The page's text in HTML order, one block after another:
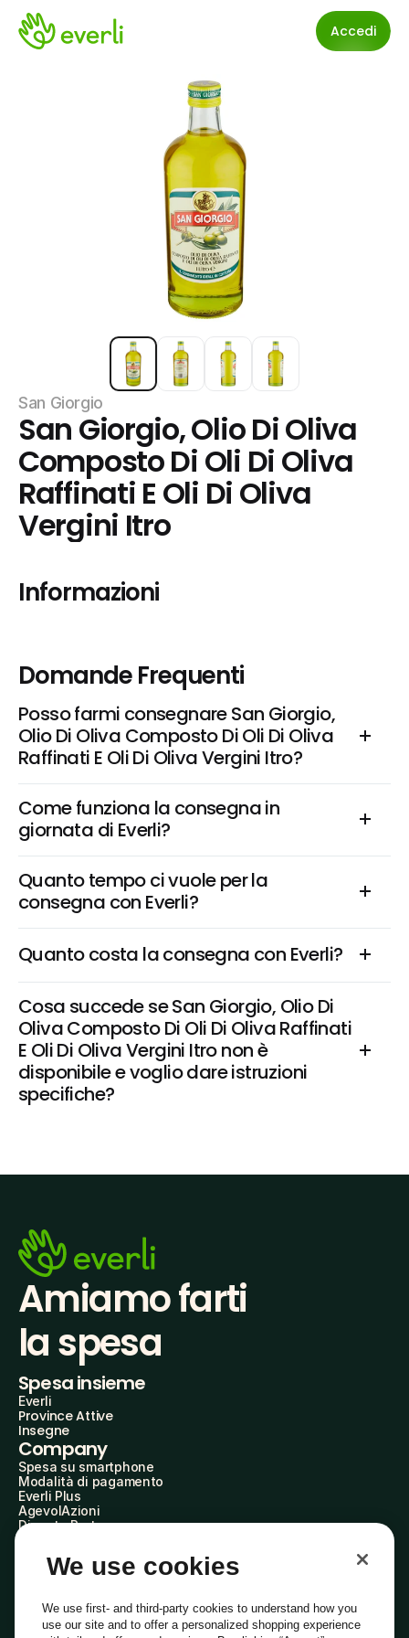
Accedi
San Giorgio
San Giorgio, Olio Di Oliva
Composto Di Oli Di Oliva
Raffinati E Oli Di Oliva
Vergini Itro
Informazioni
Domande Frequenti
Posso farmi consegnare San Giorgio,
Olio Di Oliva Composto Di Oli Di Oliva
Raffinati E Oli Di Oliva Vergini Itro?
Come funziona la consegna in
giornata di Everli?
Quanto tempo ci vuole per la
consegna con Everli?
Quanto costa la consegna con Everli?
Cosa succede se San Giorgio, Olio Di
Oliva Composto Di Oli Di Oliva Raffinati
E Oli Di Oliva Vergini Itro non è
disponibile e voglio dare istruzioni
specifiche?
Amiamo farti
la spesa
Spesa insieme
Everli
Province Attive
Insegne
Company
Spesa su smartphone
Modalità di pagamento
Everli Plus
AgevolAzioni
Diventa Partner
Everli Shoppers
About Us
Everli News
Domande frequenti
We use cookies
We use first- and third-party cookies to understand how you
use our site and to offer a personalized shopping experience